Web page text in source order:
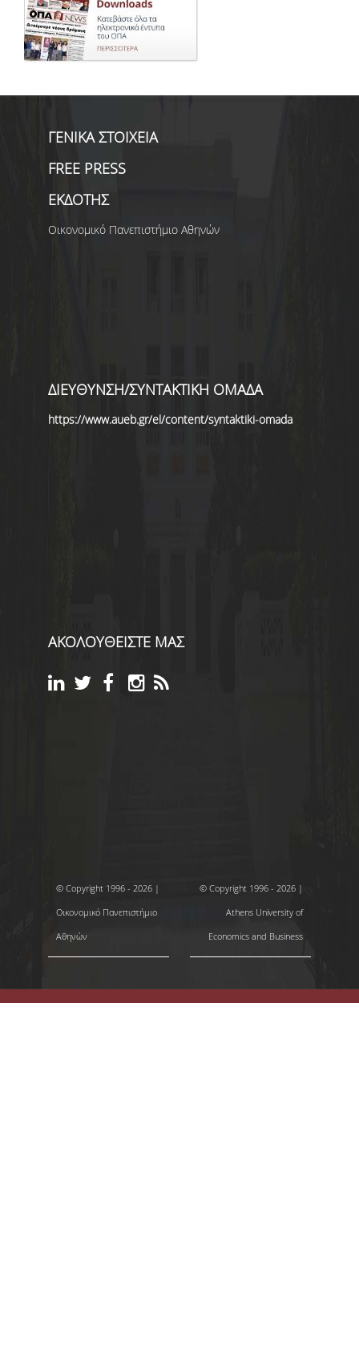
ΓΕΝΙΚΑ ΣΤΟΙΧΕΙΑ
FREE PRESS
ΕΚΔΟΤΗΣ
Οικονομικό Πανεπιστήμιο Αθηνών
ΔΙΕΥΘΥΝΣΗ/ΣΥΝΤΑΚΤΙΚΗ ΟΜΑΔΑ
https://www.aueb.gr/el/content/syntaktiki-omada
ΑΚΟΛΟΥΘΕΙΣΤΕ ΜΑΣ
© Copyright 1996 - 2026 |
Οικονομικό Πανεπιστήμιο
Αθηνών
© Copyright 1996 - 2026 |
Athens University of
Economics and Business